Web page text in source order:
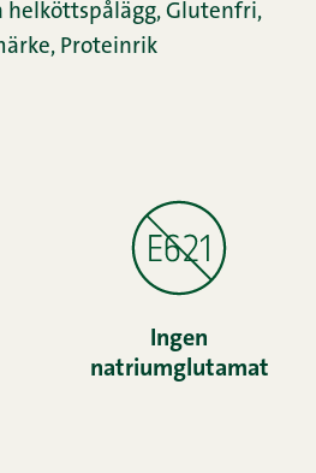
helköttspålägg, Glutenfri,
, Proteinrik
Ingen
natriumglutamat